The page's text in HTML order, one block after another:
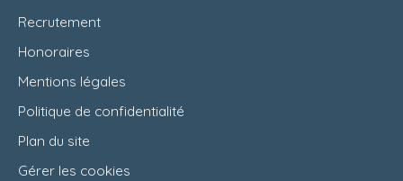
Recrutement
Honoraires
Mentions légales
Politique de confidentialité
Plan du site
Gérer les cookies